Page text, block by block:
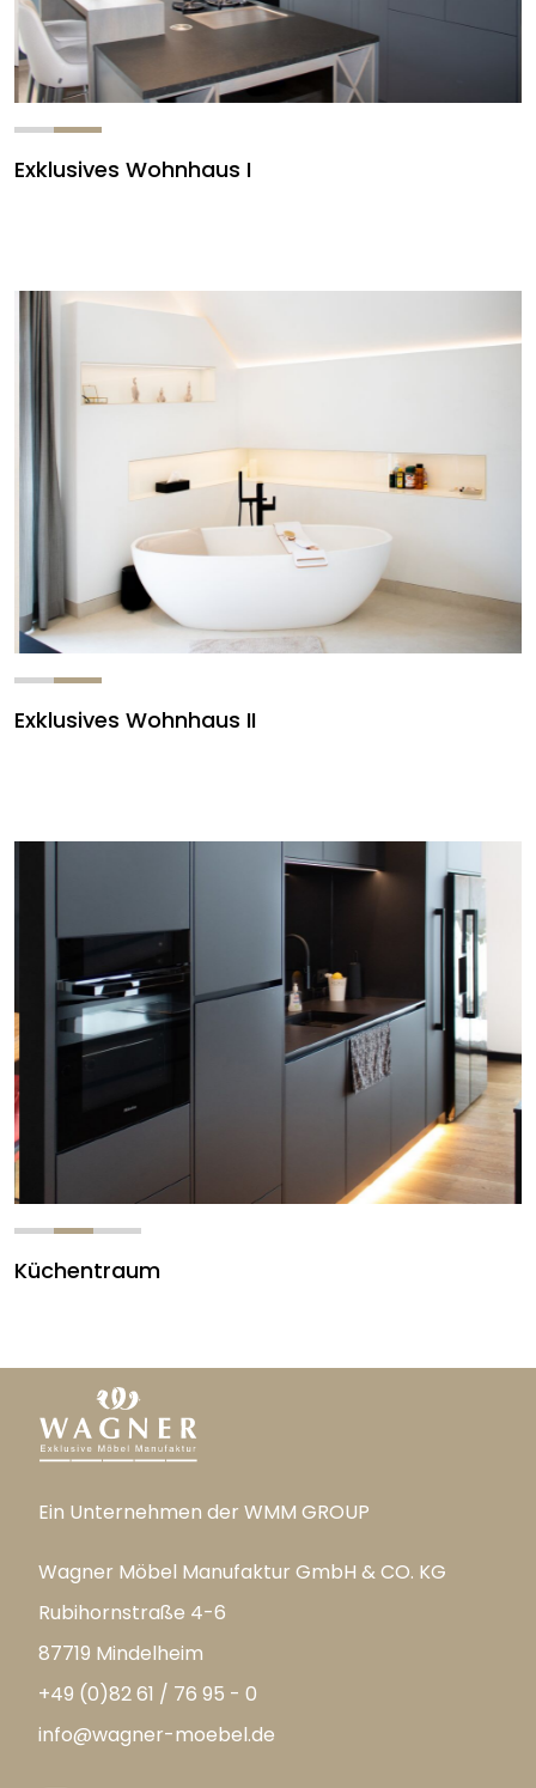
Exklusives Wohnhaus I
Exklusives Wohnhaus II
Küchentraum
Ein Unternehmen der WMM GROUP
Wagner Möbel Manufaktur GmbH & CO. KG
Rubihornstraße 4-6
87719 Mindelheim
+49 (0)82 61 / 76 95 - 0
info@wagner-moebel.de